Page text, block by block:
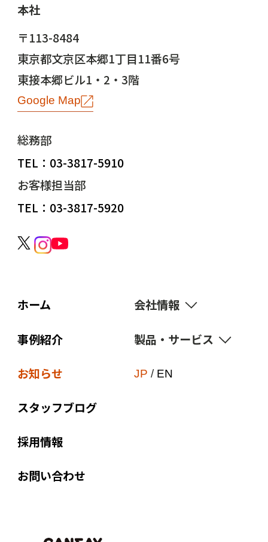
本社
〒113-8484
東京都文京区本郷1丁目11番6号
東接本郷ビル1・2・3階
Google Map
総務部
TEL：03-3817-5910
お客様担当部
TEL：03-3817-5920
ホーム
事例紹介
お知らせ
スタッフブログ
採用情報
お問い合わせ
会社情報
経営理念
製品・サービス
サスティナビリティ
JP / EN